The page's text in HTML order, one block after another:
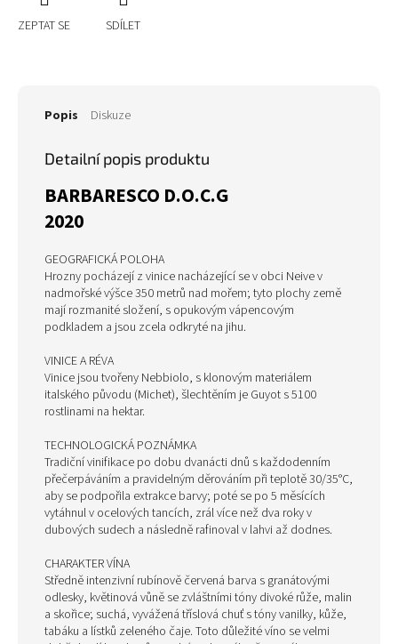
ZEPTAT SE SDÍLET
Popis Diskuze
Detailní popis produktu
BARBARESCO D.O.C.G
2020
GEOGRAFICKÁ POLOHA
Hrozny pocházejí z vinice nacházející se v obci Neive v
nadmořské výšce 350 metrů nad mořem; tyto plochy země
mají rozmanité složení, s opukovým vápencovým
podkladem a jsou zcela odkryté na jihu.
VINICE A RÉVA
Vinice jsou tvořeny Nebbiolo, s klonovým materiálem
italského původu (Michet), šlechtěním je Guyot s 5100
rostlinami na hektar.
TECHNOLOGICKÁ POZNÁMKA
Tradiční vinifikace po dobu dvanácti dnů s každodenním
přečerpáváním a pravidelným děrováním při teplotě 30/35°C,
aby se podpořila extrakce barvy; poté se po 5 měsících
vytáhnul v ocelových tancích, zrál více než dva roky v
dubových sudech a následně rafinoval v lahvi až dodnes.
CHARAKTER VÍNA
Středně intenzivní rubínově červená barva s granátovými
odlesky, květinová vůně se zvláštními tóny divoké růže, malin
a skořice; suchá, vyvážená tříslová chuť s tóny vanilky, kůže,
tabáku a lístků zeleného čaje. Toto důležité víno se velmi